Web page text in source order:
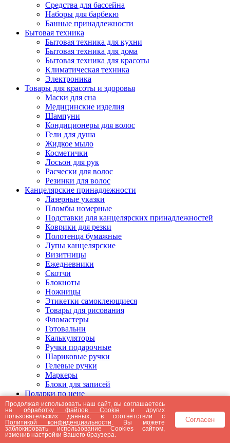
Средства для бассейна
Наборы для барбекю
Банные принадлежности
Бытовая техника
Бытовая техника для кухни
Бытовая техника для дома
Бытовая техника для красоты
Климатическая техника
Электроника
Товары для красоты и здоровья
Маски для сна
Медицинские изделия
Шампуни
Кондиционеры для волос
Гели для душа
Жидкое мыло
Косметички
Лосьон для рук
Расчески для волос
Резинки для волос
Канцелярские принадлежности
Лазерные указки
Пломбы номерные
Подставки для канцелярских принадлежностей
Коврики для резки
Полотенца бумажные
Лупы канцелярские
Визитницы
Ежедневники
Скотчи
Блокноты
Ножницы
Этикетки самоклеющиеся
Товары для рисования
Фломастеры
Готовальни
Калькуляторы
Ручки подарочные
Шариковые ручки
Гелевые ручки
Маркеры
Блоки для записей
Подарки по цене
Подарки от 5000 рублей
Подарки до 5000 рублей
Подарки до 3000 рублей
Подарки до 2000 рублей
Подарки до 1000 рублей
Продолжая использовать наш сайт, вы соглашаетесь
наобработку файлов Cookie и других
пользовательских данных, в соответствии с
Политикой конфиденциальности . Вы можете
заблокировать использование Cookies сайтом,
изменив настройки Вашего браузера.
Согласен